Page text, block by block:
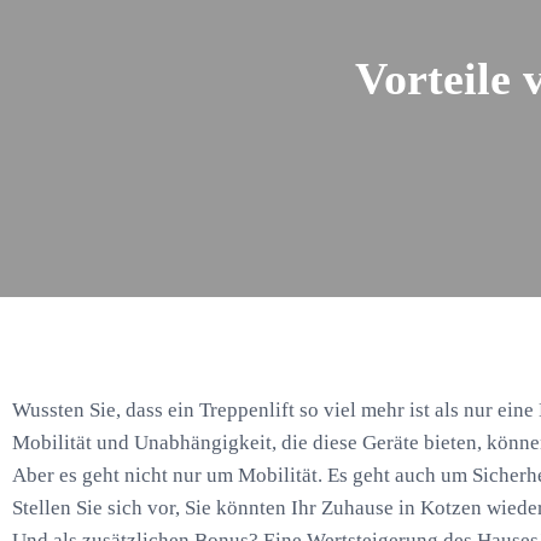
Vorteile
Wussten Sie, dass ein Treppenlift so viel mehr ist als nur
Mobilität und Unabhängigkeit, die diese Geräte bieten,
Aber es geht nicht nur um Mobilität. Es geht auch um
Stellen Sie sich vor, Sie könnten Ihr Zuhause in Kotzen